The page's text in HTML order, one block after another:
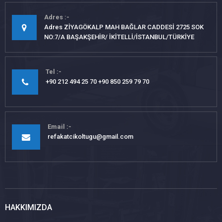
Adres
Adres ZİYAGÖKALP MAH BAĞLAR CADDESİ 2725 SOK
NO:7/A BAŞAKŞEHİR/ İKİTELLİ/İSTANBUL/TÜRKİYE
Tel
+90 212 494 25 70 +90 850 259 79 70
Email
refakatcikoltugu@gmail.com
HAKKIMIZDA